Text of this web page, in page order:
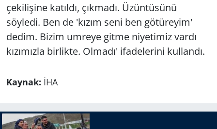
çekilişine katıldı, çıkmadı. Üzüntüsünü
söyledi. Ben de 'kızım seni ben götüreyim'
dedim. Bizim umreye gitme niyetimiz vardı
kızımızla birlikte. Olmadı' ifadelerini kullandı.
Kaynak: İHA